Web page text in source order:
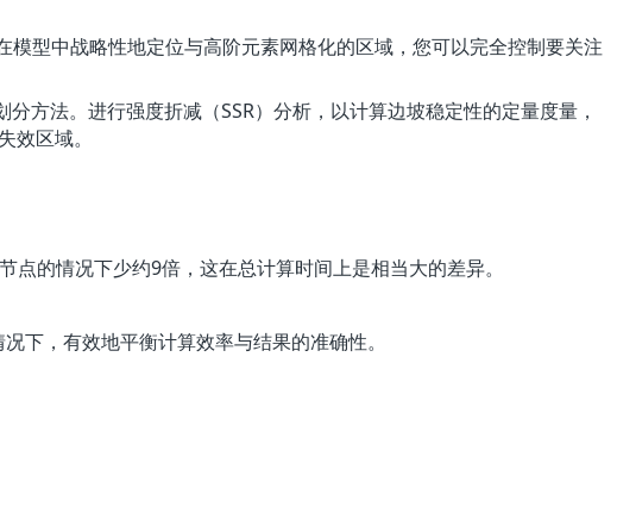
型中战略性地定位与高阶元素网格化的区域，您可以完全控制要关注
方法。进行强度折减（SSR）分析，以计算边坡稳定性的定量度量，
区域。
的情况下少约9倍，这在总计算时间上是相当大的差异。
下，有效地平衡计算效率与结果的准确性。